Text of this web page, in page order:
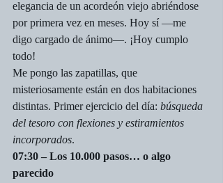
elegancia de un acordeón viejo abriéndose
por primera vez en meses. Hoy sí —me
digo cargado de ánimo—. ¡Hoy cumplo
todo!
Me pongo las zapatillas, que
misteriosamente están en dos habitaciones
distintas. Primer ejercicio del día: búsqueda
del tesoro con flexiones y estiramientos
incorporados.
07:30 – Los 10.000 pasos… o algo
parecido